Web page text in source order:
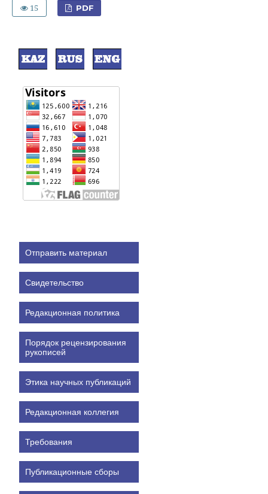
15
PDF
Отправить материал
Свидетельство
Редакционная политика
Порядок рецензирования
рукописей
Этика научных публикаций
Редакционная коллегия
Требования
Публикационные сборы